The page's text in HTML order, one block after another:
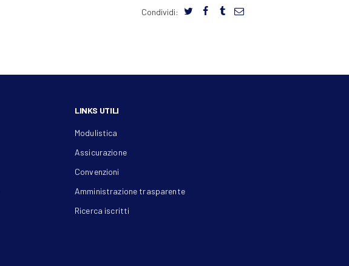
Condividi:
LINKS UTILI
Modulistica
Assicurazione
Convenzioni
Amministrazione trasparente
Ricerca iscritti